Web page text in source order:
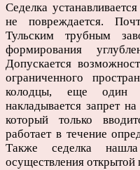
Седелка
не повреждается.
Тульским трубным
формирования
Допускается
ограниченного
колодцы, еще один
накладывается запрет
который только
работает в течение
Также седелка
осуществления